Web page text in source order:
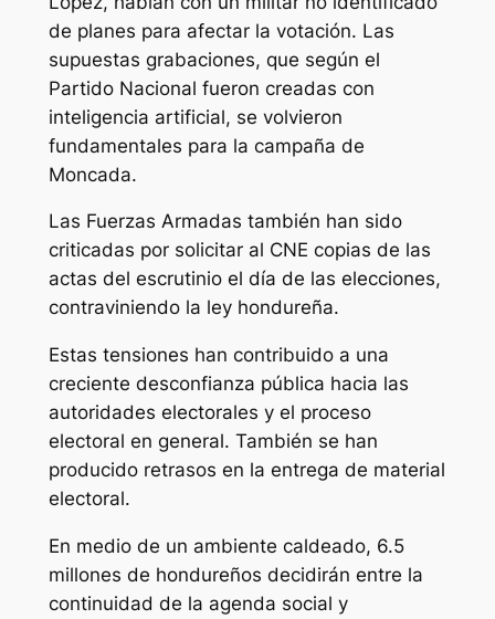
de planes para afectar la votación. Las
supuestas grabaciones, que según el
Partido Nacional fueron creadas con
inteligencia artificial, se volvieron
fundamentales para la campaña de
Moncada.
Las Fuerzas Armadas también han sido
criticadas por solicitar al CNE copias de las
actas del escrutinio el día de las elecciones,
contraviniendo la ley hondureña.
Estas tensiones han contribuido a una
creciente desconfianza pública hacia las
autoridades electorales y el proceso
electoral en general. También se han
producido retrasos en la entrega de material
electoral.
En medio de un ambiente caldeado, 6.5
millones de hondureños decidirán entre la
continuidad de la agenda social y